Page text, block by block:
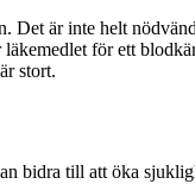
Det är inte helt
för ett
stort.
bidra till att öka